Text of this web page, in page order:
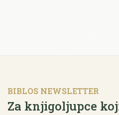
BIBLOS NEWSLETTER
Za knjigoljupce